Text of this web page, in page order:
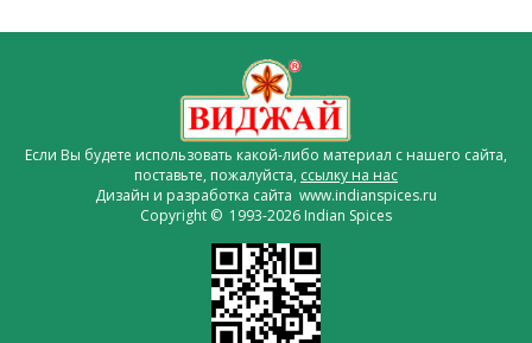
Если Вы будете использовать какой-либо материал с нашего сайта,
поставьте, пожалуйста, ссылку на нас
Дизайн и разработка сайта www.indianspices.ru
Copyright © 1993-2026 Indian Spices